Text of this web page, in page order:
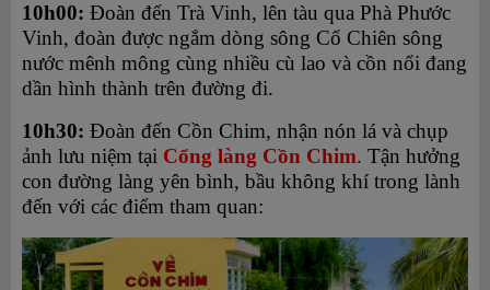
10h00: Đoàn đến Trà Vinh, lên tàu qua Phà Phước
Vinh, đoàn được ngắm dòng sông Cổ Chiên sông
nước mênh mông cùng nhiều cù lao và cồn nổi đang
dần hình thành trên đường đi.
10h30: Đoàn đến Cồn Chim, nhận nón lá và chụp
ảnh lưu niệm tại Cổng làng Cồn Chim. Tận hưởng
con đường làng yên bình, bầu không khí trong lành
đến với các điểm tham quan: